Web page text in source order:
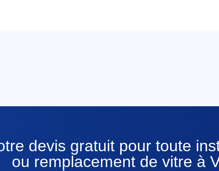
devis gratuit pour toute
ou remplacement de vitre à